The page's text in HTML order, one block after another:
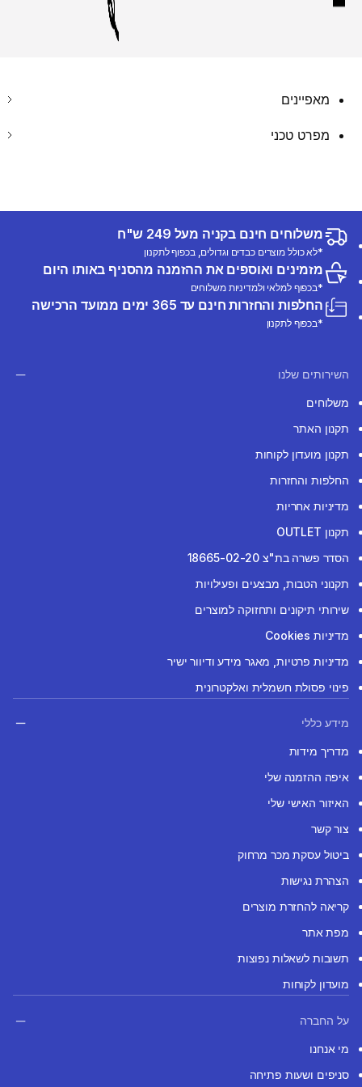
מאפיינים
מפרט טכני
משלוחים חינם בקניה מעל 249 ש"ח
*לא כולל מוצרים כבדים וגדולים, בכפוף לתקנון
מזמינים ואוספים את ההזמנה מהסניף באותו היום
*בכפוף למלאי ולמדיניות משלוחים
החלפות והחזרות חינם עד 365 ימים ממועד הרכישה
*בכפוף לתקנון
השירותים שלנו
משלוחים
תקנון האתר
תקנון מועדון לקוחות
החלפות והחזרות
מדיניות אחריות
תקנון OUTLET
הסדר פשרה בת"צ 18665-02-20
תקנוני הטבות, מבצעים ופעילויות
שירותי תיקונים ותחזוקה למוצרים
מדיניות Cookies
מדיניות פרטיות, מאגר מידע ודיוור ישיר
פינוי פסולת חשמלית ואלקטרונית
מידע כללי
מדריך מידות
איפה ההזמנה שלי
האיזור האישי שלי
צור קשר
ביטול עסקת מכר מרחוק
הצהרת נגישות
קריאה להחזרת מוצרים
מפת אתר
תשובות לשאלות נפוצות
מועדון לקוחות
על החברה
מי אנחנו
סניפים ושעות פתיחה